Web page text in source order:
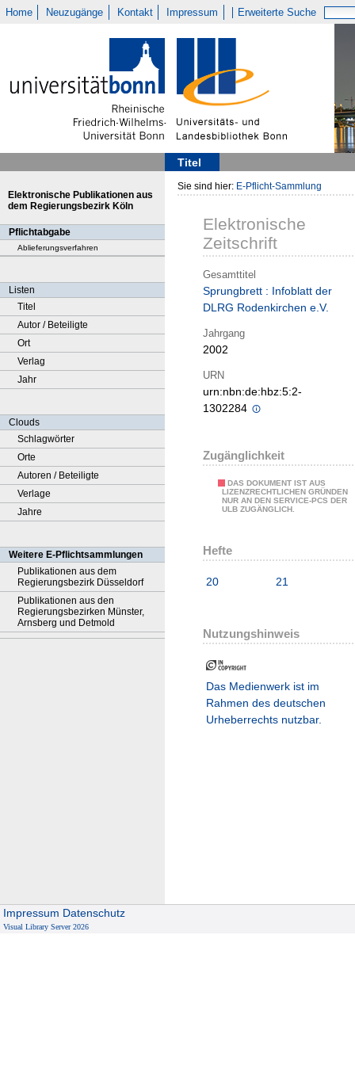
Home Neuzugänge Kontakt Impressum Erweiterte Suche
Titel
Elektronische Publikationen aus
dem Regierungsbezirk Köln
Pflichtabgabe
Ablieferungsverfahren
Listen
Titel
Autor / Beteiligte
Ort
Verlag
Jahr
Clouds
Schlagwörter
Orte
Autoren / Beteiligte
Verlage
Jahre
Weitere E-Pflichtsammlungen
Publikationen aus dem
Regierungsbezirk Düsseldorf
Publikationen aus den
Regierungsbezirken Münster,
Arnsberg und Detmold
Sie sind hier: E-Pflicht-Sammlung
Elektronische
Zeitschrift
Gesamttitel
Sprungbrett : Infoblatt der
DLRG Rodenkirchen e.V.
Jahrgang
2002
URN
urn:nbn:de:hbz:5:2-
1302284
Zugänglichkeit
DAS DOKUMENT IST AUS
LIZENZRECHTLICHEN GRÜNDEN
NUR AN DEN SERVICE-PCS DER
ULB ZUGÄNGLICH.
Hefte
20 21
Nutzungshinweis
Das Medienwerk ist im
Rahmen des deutschen
Urheberrechts nutzbar.
Impressum Datenschutz
Visual Library Server 2026